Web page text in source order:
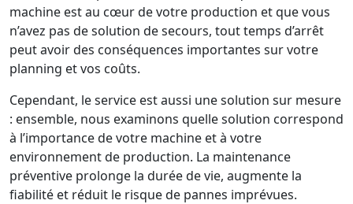
machine est au cœur de votre production et que vous
n’avez pas de solution de secours, tout temps d’arrêt
peut avoir des conséquences importantes sur votre
planning et vos coûts.
Cependant, le service est aussi une solution sur mesure
: ensemble, nous examinons quelle solution correspond
à l’importance de votre machine et à votre
environnement de production. La maintenance
préventive prolonge la durée de vie, augmente la
fiabilité et réduit le risque de pannes imprévues.